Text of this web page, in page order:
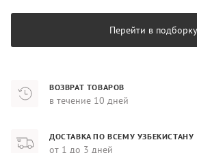
Перейти в подборку
ВОЗВРАТ ТОВАРОВ
в течение 10 дней
ДОСТАВКА ПО ВСЕМУ УЗБЕКИСТАНУ
от 1 до 3 дней